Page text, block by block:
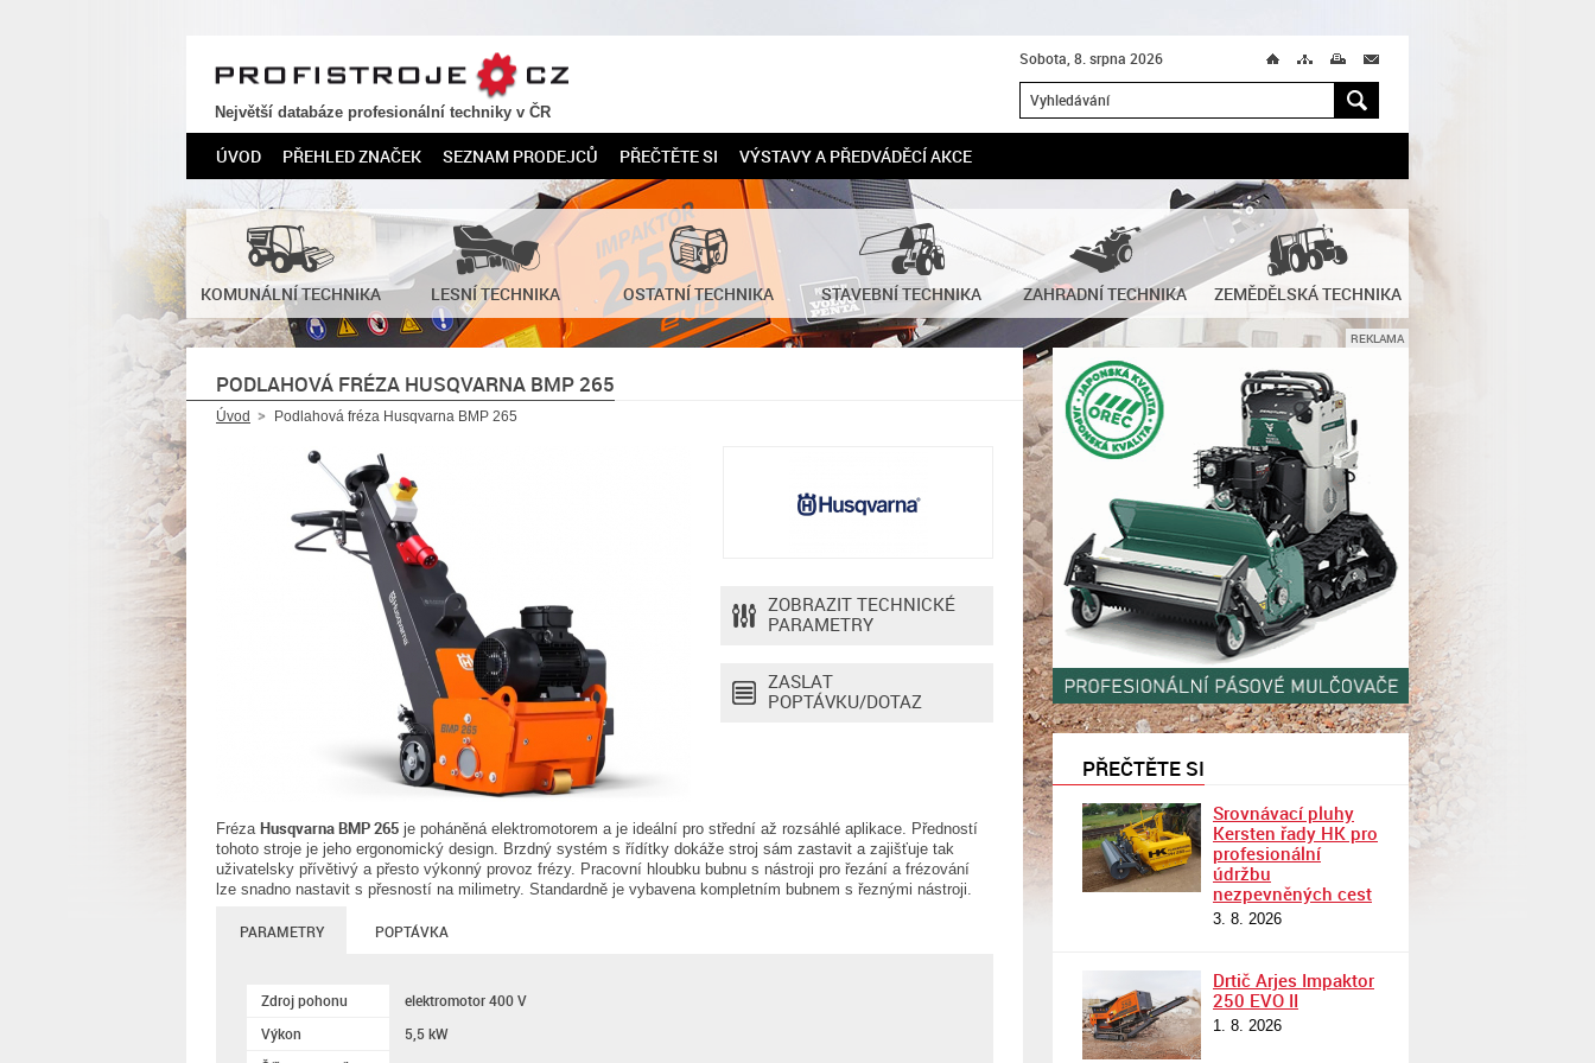
PROFISTROJE.CZ
Největší databáze profesionální techniky v ČR
Sobota, 8. srpna 2026 Ú M T M
H
ÚVOD PŘEHLED ZNAČEK SEZNAM PRODEJCŮ PŘEČTĚTE SI VÝSTAVY A PŘEDVÁDĚCÍ AKCE
KOMUNÁLNÍ TECHNIKA LESNÍ TECHNIKA OSTATNÍ TECHNIKA STAVEBNÍ TECHNIKA ZAHRADNÍ TECHNIKA ZEMĚDĚLSKÁ TECHNIKA
PODLAHOVÁ FRÉZA HUSQVARNA BMP 265
Úvod Podlahová fréza Husqvarna BMP 265
ZOBRAZIT TECHNICKÉ
PARAMETRY
ZASLAT
POPTÁVKU/DOTAZ
Fréza Husqvarna BMP 265 je poháněná elektromotorem a je ideální pro střední až rozsáhlé aplikace. Předností
tohoto stroje je jeho ergonomický design. Brzdný systém s řídítky dokáže stroj sám zastavit a zajišťuje tak
uživatelsky přívětivý a přesto výkonný provoz frézy. Pracovní hloubku bubnu s nástroji pro řezání a frézování
lze snadno nastavit s přesností na milimetry. Standardně je vybavena kompletním bubnem s řeznými nástroji.
PARAMETRY POPTÁVKA
Zdroj pohonu
elektromotor 400 V
Výkon
5,5 kW
REKLAMA
PŘEČTĚTE SI
Srovnávací pluhy
Kersten řady HK pro
profesionální
údržbu
nezpevněných cest
3. 8. 2026
Drtič Arjes Impaktor
250 EVO II
1. 8. 2026